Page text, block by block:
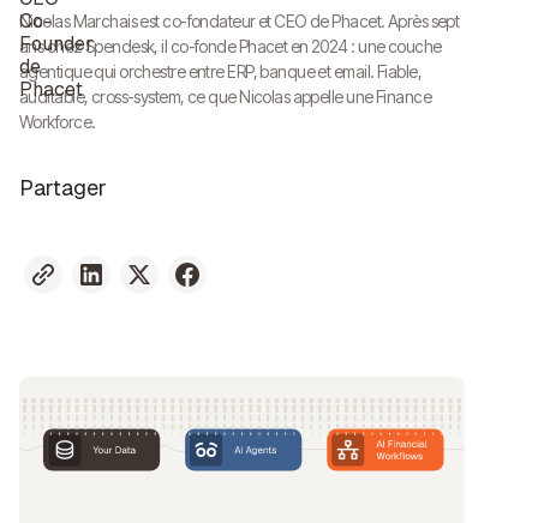
Nicolas Marchais est co-fondateur et CEO de Phacet. Après sept
ans chez Spendesk, il co-fonde Phacet en 2024 : une couche
agentique qui orchestre entre ERP, banque et email. Fiable,
auditable, cross-system, ce que Nicolas appelle une Finance
Workforce.
Partager